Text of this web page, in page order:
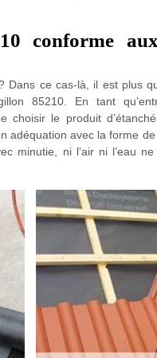
conforme
Dans ce cas-là, il est plus
85210. En tant
choisir le produit
adéquation avec la forme
minutie, ni l’air ni l’eau